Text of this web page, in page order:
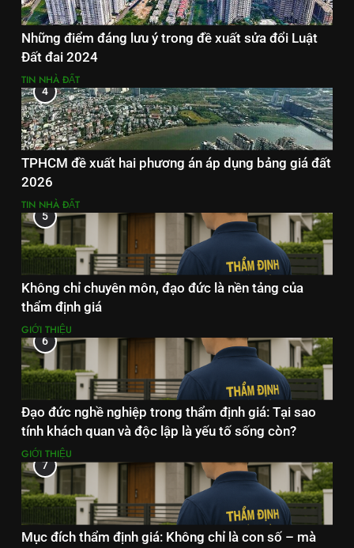
Những điểm đáng lưu ý trong đề xuất sửa đổi Luật
Đất đai 2024
TIN NHÀ ĐẤT
4
TPHCM đề xuất hai phương án áp dụng bảng giá đất
2026
TIN NHÀ ĐẤT
5
Không chỉ chuyên môn, đạo đức là nền tảng của
thẩm định giá
GIỚI THIỆU
6
Đạo đức nghề nghiệp trong thẩm định giá: Tại sao
tính khách quan và độc lập là yếu tố sống còn?
GIỚI THIỆU
7
Mục đích thẩm định giá: Không chỉ là con số – mà